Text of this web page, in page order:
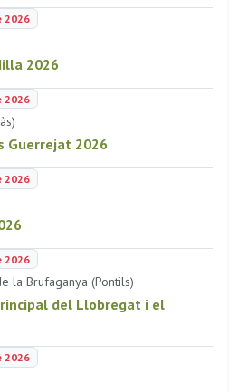
2026
2026
2026
Guerrejat 2026
2026
2026
la Brufaganya (Pontils)
del Llobregat i el
2026